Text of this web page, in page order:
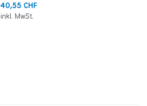
40,55 CHF
inkl. MwSt.